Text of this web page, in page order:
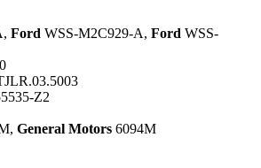
Ford WSS-M2C929-A, Ford WSS-
Z2
General Motors 6094M